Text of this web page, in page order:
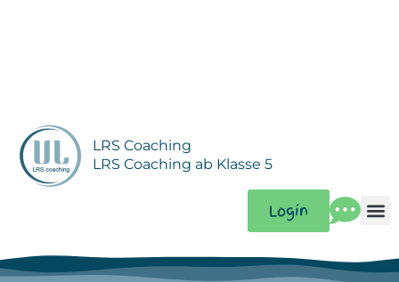
LRS Coaching
LRS Coaching ab Klasse 5
Login